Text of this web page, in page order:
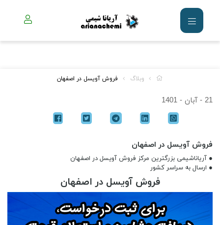
وبلاگ فروش آویسل در اصفهان
21 - آبان - 1401
فروش آویسل در اصفهان
● آریاناشیمی بزرگترین مرکز فروش آویسل در اصفهان
● ارسال به سراسر کشور
فروش آویسل در اصفهان